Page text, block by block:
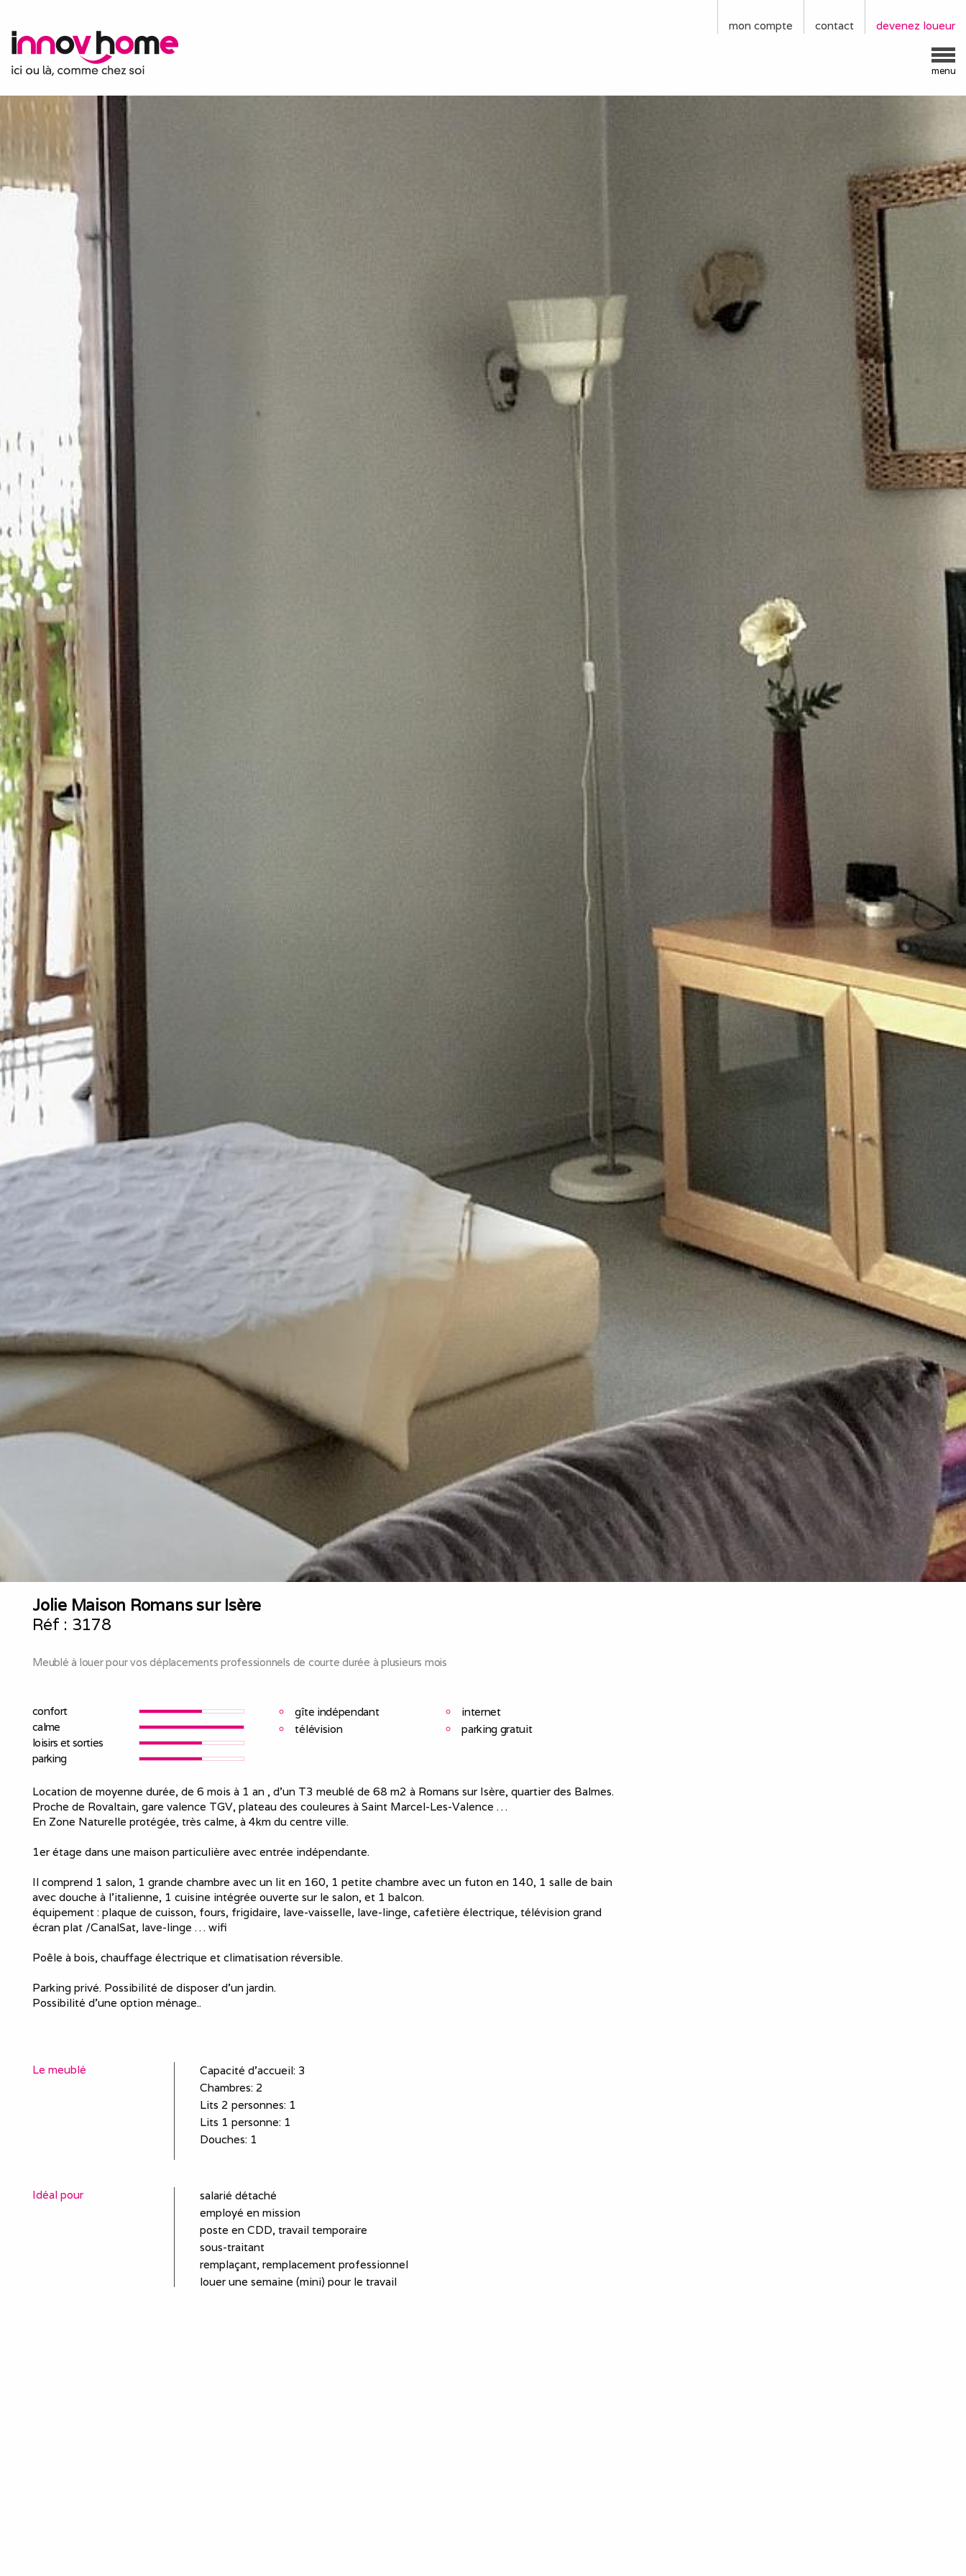
devenez loueur
contact
mon compte
menu
Jolie Maison Romans sur Isère
Réf : 3178
Meublé à louer pour vos déplacements professionnels de courte durée à plusieurs mois
confort
calme
loisirs et sorties
parking
gîte indépendant
internet
télévision
parking gratuit
Location de moyenne durée, de 6 mois à 1 an , d’un T3 meublé de 68 m2 à Romans sur Isère, quartier des Balmes.
Proche de Rovaltain, gare valence TGV, plateau des couleures à Saint Marcel-Les-Valence …
En Zone Naturelle protégée, très calme, à 4km du centre ville.
1er étage dans une maison particulière avec entrée indépendante.
Il comprend 1 salon, 1 grande chambre avec un lit en 160, 1 petite chambre avec un futon en 140, 1 salle de bain
avec douche à l’italienne, 1 cuisine intégrée ouverte sur le salon, et 1 balcon.
équipement : plaque de cuisson, fours, frigidaire, lave-vaisselle, lave-linge, cafetière électrique, télévision grand
écran plat /CanalSat, lave-linge … wifi
Poêle à bois, chauffage électrique et climatisation réversible.
Parking privé. Possibilité de disposer d’un jardin.
Possibilité d’une option ménage..
Le meublé Capacité d'accueil: 3
Chambres: 2
Lits 2 personnes: 1
Lits 1 personne: 1
Douches: 1
Idéal pour
salarié détaché
employé en mission
poste en CDD, travail temporaire
sous-traitant
remplaçant, remplacement professionnel
louer une semaine (mini) pour le travail